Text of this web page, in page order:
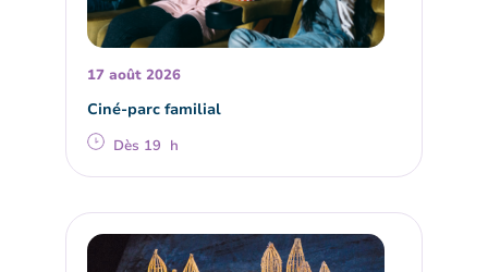
17 août 2026
Ciné-parc familial
Dès 19 h